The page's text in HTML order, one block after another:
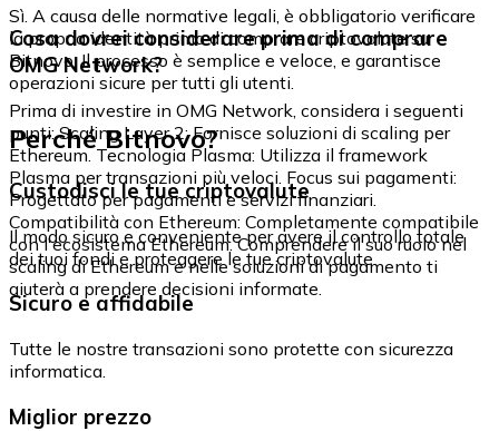
Sì. A causa delle normative legali, è obbligatorio verificare
la propria identità prima di comprare criptovalute su
Bitnovo. Il processo è semplice e veloce, e garantisce
operazioni sicure per tutti gli utenti.
Cosa dovrei considerare prima di comprare
OMG Network?
Prima di investire in OMG Network, considera i seguenti
punti: Scaling Layer 2: Fornisce soluzioni di scaling per
Ethereum. Tecnologia Plasma: Utilizza il framework
Plasma per transazioni più veloci. Focus sui pagamenti:
Progettato per pagamenti e servizi finanziari.
Compatibilità con Ethereum: Completamente compatibile
con l'ecosistema Ethereum. Comprendere il suo ruolo nel
scaling di Ethereum e nelle soluzioni di pagamento ti
aiuterà a prendere decisioni informate.
Perché Bitnovo?
Custodisci le tue criptovalute
Il modo sicuro e conveniente per avere il controllo totale
dei tuoi fondi e proteggere le tue criptovalute.
Sicuro e affidabile
Tutte le nostre transazioni sono protette con sicurezza
informatica.
Miglior prezzo